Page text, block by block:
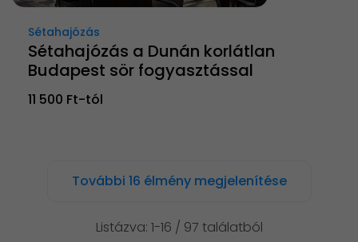
Sétahajózás
Sétahajózás a Dunán korlátlan
Budapest sör fogyasztással
11 500 Ft-tól
További 16 élmény megjelenítése
Listázva: 1-16 / 97 találatból